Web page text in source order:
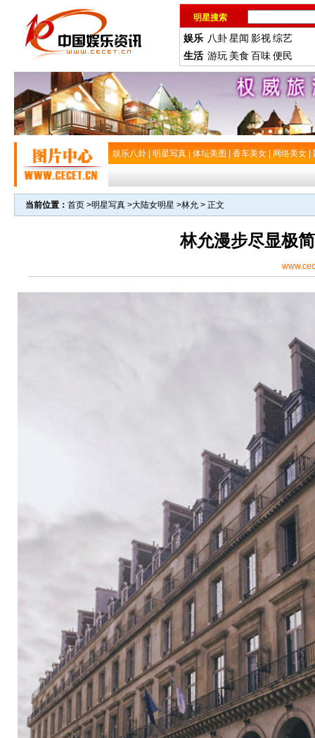
明星搜索
娱乐 八卦星闻 影视综艺
生活 游玩 美食 百味便民
娱乐八卦 明星写真 体坛美图 香车美女 网络美女
当前位置： 首页 >明星写真 >大陆女明星 >林允 > 正文
林允漫步尽显极